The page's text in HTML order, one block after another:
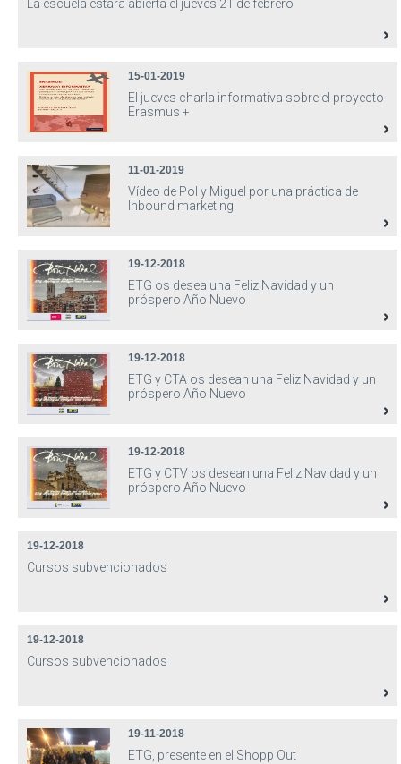
La escuela estará abierta el jueves 21 de febrero
15-01-2019
El jueves charla informativa sobre el proyecto
Erasmus +
11-01-2019
Vídeo de Pol y Miguel por una práctica de
Inbound marketing
19-12-2018
ETG os desea una Feliz Navidad y un
próspero Año Nuevo
19-12-2018
ETG y CTA os desean una Feliz Navidad y un
próspero Año Nuevo
19-12-2018
ETG y CTV os desean una Feliz Navidad y un
próspero Año Nuevo
19-12-2018
Cursos subvencionados
19-12-2018
Cursos subvencionados
19-11-2018
ETG, presente en el Shopp Out